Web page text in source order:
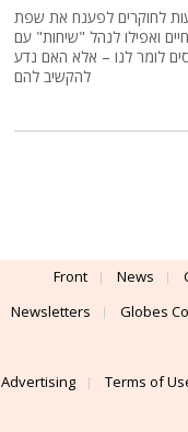
לחוקרים לפענח את שפת
ואפילו לנהל "שיחות" עם
לומר לנו – אלא האם נדע
להקשיב להם
Front News
Newsletters
Globes
Advertising
Terms of